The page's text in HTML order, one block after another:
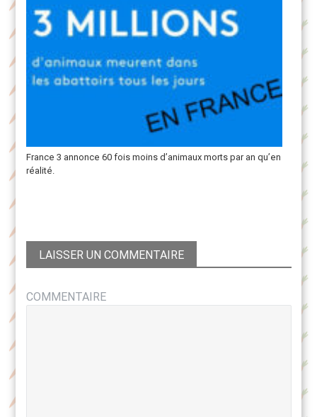
France 3 annonce 60 fois moins d’animaux morts par an qu’en
réalité.
LAISSER UN COMMENTAIRE
COMMENTAIRE